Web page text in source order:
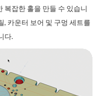
복잡한 홀을 만들 수 있습니
, 카운터 보어 및 구멍 세트를
다.